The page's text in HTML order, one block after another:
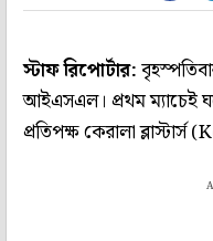
স্টাফ রিপোর্টার:
আইএসএল। প্রথম ম্যাচেই
প্রতিপক্ষ কেরালা